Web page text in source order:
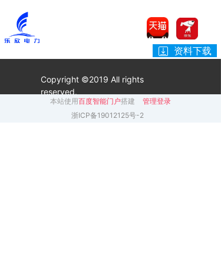
资料下载
Copyright ©2019 All rights
reserved.
本站使用百度智能门户搭建
管理登录
浙ICP备19012125号-2